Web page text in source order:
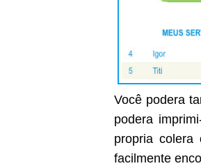
Você podera
podera
propria
facilmente